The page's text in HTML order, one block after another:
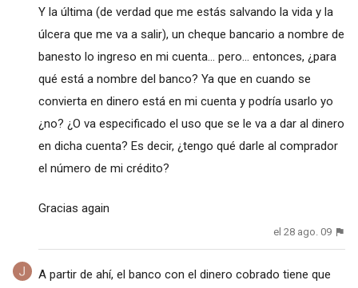
Y la última (de verdad que me estás salvando la vida y la
úlcera que me va a salir), un cheque bancario a nombre de
banesto lo ingreso en mi cuenta... pero... entonces, ¿para
qué está a nombre del banco? Ya que en cuando se
convierta en dinero está en mi cuenta y podría usarlo yo
¿no? ¿O va especificado el uso que se le va a dar al dinero
en dicha cuenta? Es decir, ¿tengo qué darle al comprador
el número de mi crédito?
Gracias again
el 28 ago. 09
A partir de ahí, el banco con el dinero cobrado tiene que